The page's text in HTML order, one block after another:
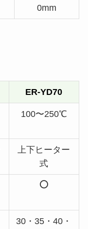
0mm
ER-YD70
100〜250℃
上下ヒーター
式
30・35・40・